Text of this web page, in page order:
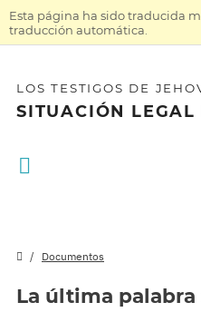
Esta página ha sido traducida
traducción automática.
LOS TESTIGOS DE
SITUACIÓN LEGAL
Documentos
La última palabra